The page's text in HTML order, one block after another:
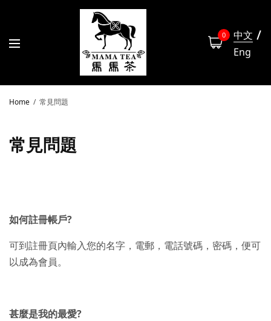
0
中文
Eng
Home 常見問題
常見問題
如何註冊帳戶?
可到註冊頁內輸入您的名字，電郵，電話號碼，密碼，便可
以成為會員。
甚麼是我的最愛?